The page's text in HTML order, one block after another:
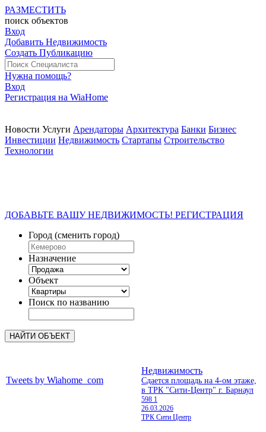
РАЗМЕСТИТЬ
поиск объектов
Вход
Добавить Недвижимость
Создать Публикацию
Нужна помощь?
Вход
Регистрация на WiaHome
Новости Услуги Арендаторы Архитектура Банки Бизнес
Инвестиции Недвижимость Стартапы Строительство
Технологии
ДОБАВЬТЕ ВАШУ НЕДВИЖИМОСТЬ! РЕГИСТРАЦИЯ
Город (сменить город)
Назначение
Объект
Поиск по названию
Tweets by Wiahome_com
Недвижимость
Сдается площадь на 4-ом этаже,
в ТРК "Сити-Центр" г. Барнаул
598 1
26.03.2026
ТРК Сити Центр